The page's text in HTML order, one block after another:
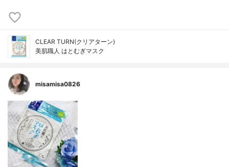
CLEAR TURN(クリアターン)
美肌職人 はとむぎマスク
misamisa0826